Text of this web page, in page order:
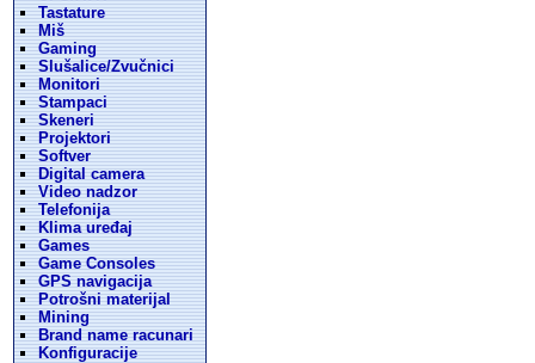
Tastature
Miš
Gaming
Slušalice/Zvučnici
Monitori
Stampaci
Skeneri
Projektori
Softver
Digital camera
Video nadzor
Telefonija
Klima uređaj
Games
Game Consoles
GPS navigacija
Potrošni materijal
Mining
Brand name racunari
Konfiguracije